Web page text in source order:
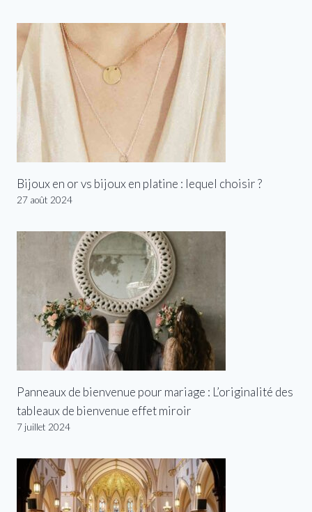
Bijoux en or vs bijoux en platine : lequel choisir ?
27 août 2024
Panneaux de bienvenue pour mariage : L’originalité des
tableaux de bienvenue effet miroir
7 juillet 2024